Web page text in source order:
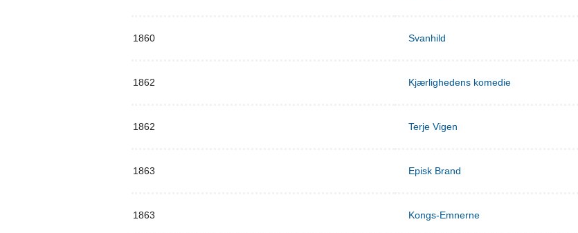
1860 Svanhild
1862 Kjærlighedens komedie
1862 Terje Vigen
1863 Episk Brand
1863 Kongs-Emnerne